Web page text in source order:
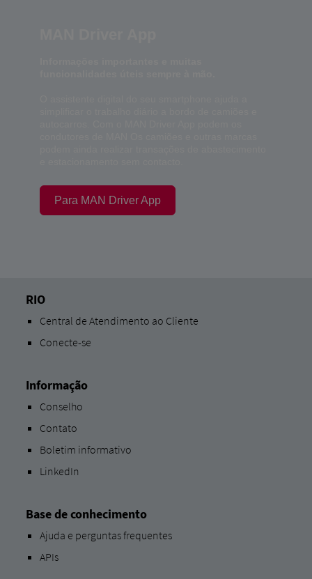
Para MAN Driver App
RIO
Central de Atendimento ao Cliente
Conecte-se
Informação
Conselho
Contato
Boletim informativo
LinkedIn
Base de conhecimento
Ajuda e perguntas frequentes
APIs